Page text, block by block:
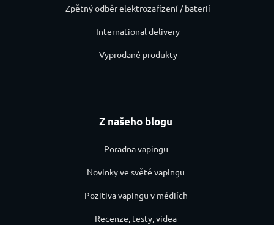
Zpětný odběr elektrozařízení / baterií
International delivery
Vyprodané produkty
Z našeho blogu
Poradna vapingu
Novinky ve světě vapingu
Pozitiva vapingu v médiích
Recenze, testy, videa